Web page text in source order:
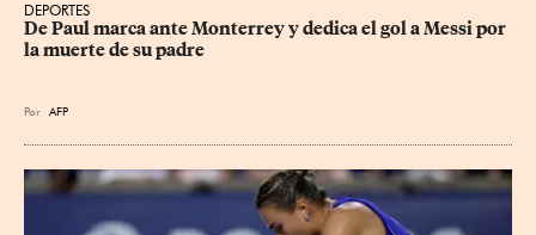
DEPORTES
De Paul marca ante Monterrey y dedica el gol a Messi por
la muerte de su padre
Por AFP